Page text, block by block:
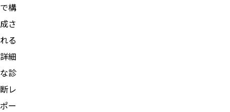
で構
成さ
れる
詳細
な診
断レ
ポー